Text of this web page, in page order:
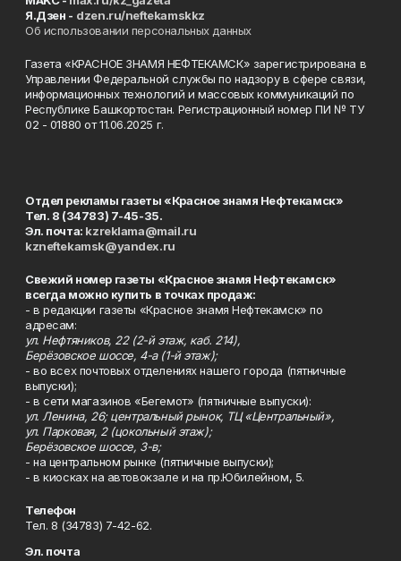
Я.Дзен - dzen.ru/neftekamskkz
Об использовании персональных данных
Газета «КРАСНОЕ ЗНАМЯ НЕФТЕКАМСК» зарегистрирована в
Управлении Федеральной службы по надзору в сфере связи,
информационных технологий и массовых коммуникаций по
Республике Башкортостан. Регистрационный номер ПИ № ТУ
02 - 01880 от 11.06.2025 г.
Отдел рекламы газеты «Красное знамя Нефтекамск»
Тел. 8 (34783) 7-45-35.
Эл. почта: kzreklama@mail.ru
kzneftekamsk@yandex.ru
Свежий номер газеты «Красное знамя Нефтекамск»
всегда можно купить в точках продаж:
- в редакции газеты «Красное знамя Нефтекамск» по
адресам:
ул. Нефтяников, 22 (2-й этаж, каб. 214),
Берёзовское шоссе, 4-а (1-й этаж);
- во всех почтовых отделениях нашего города (пятничные
выпуски);
- в сети магазинов «Бегемот» (пятничные выпуски):
ул. Ленина, 26; центральный рынок, ТЦ «Центральный»,
ул. Парковая, 2 (цокольный этаж);
Берёзовское шоссе, 3-в;
- на центральном рынке (пятничные выпуски);
- в киосках на автовокзале и на пр.Юбилейном, 5.
Телефон
Тел. 8 (34783) 7-42-62.
Эл. почта